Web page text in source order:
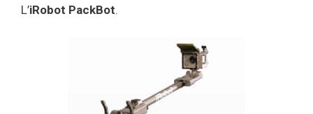
L’iRobot PackBot.